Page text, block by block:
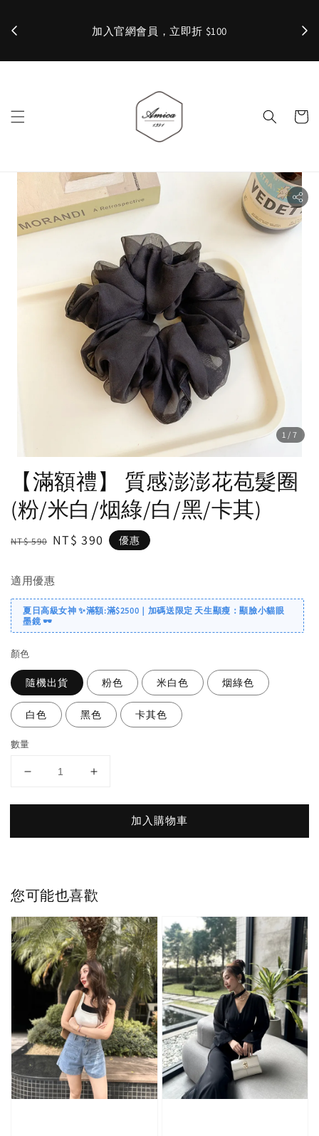
加入官網會員，立即折 $100 ✨
1 /7
【滿額禮】 質感澎澎花苞髮圈
(粉/米白/烟綠/白/黑/卡其)
Regular
NT$ 590 Sale
NT$ 390 優惠
適用優惠
夏日高級女神 ✨滿額:滿$2500｜加碼送限定 天生顯瘦：顯臉小貓眼
墨鏡 🕶️
顏色
隨機出貨 粉色 米白色 烟綠色
白色 黑色 卡其色
數量
加入購物車
您可能也喜歡